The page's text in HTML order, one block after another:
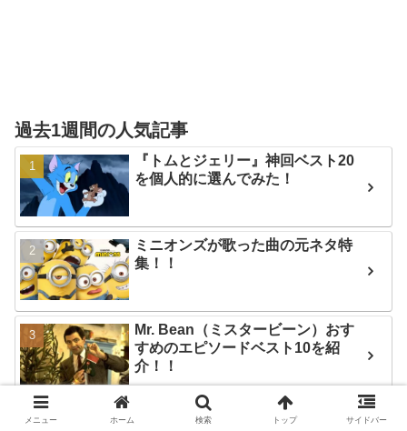
過去1週間の人気記事
『トムとジェリー』神回ベスト20
を個人的に選んでみた！
ミニオンズが歌った曲の元ネタ特
集！！
Mr. Bean（ミスタービーン）おす
すめのエピソードベスト10を紹
介！！
Turnstile（ターンスタイル）入門
メニュー ホーム 検索 トップ サイドバー